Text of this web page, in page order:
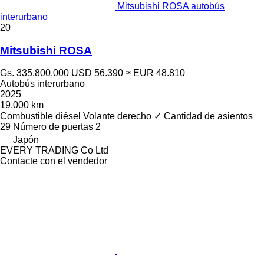
Mitsubishi ROSA autobús
interurbano
20
Mitsubishi ROSA
Gs. 335.800.000 USD 56.390 ≈ EUR 48.810
Autobús interurbano
2025
19.000 km
Combustible diésel Volante derecho ✓ Cantidad de asientos
29 Número de puertas 2
Japón
EVERY TRADING Co Ltd
Contacte con el vendedor